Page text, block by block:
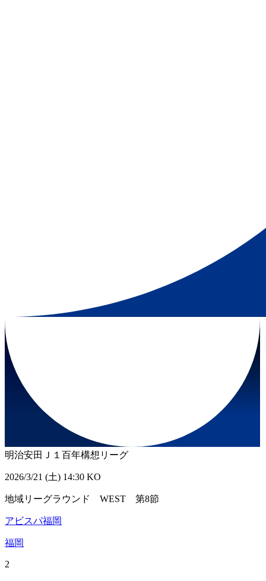
明治安田Ｊ１百年構想リーグ
2026/3/21 (土) 14:30 KO
地域リーグラウンド WEST 第8節
アビスパ福岡
福岡
2